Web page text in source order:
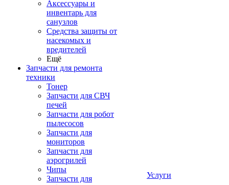
Аксессуары и
инвентарь для
санузлов
Средства защиты от
насекомых и
вредителей
Ещё
Запчасти для ремонта
техники
Тонер
Запчасти для СВЧ
печей
Запчасти для робот
пылесосов
Запчасти для
мониторов
Запчасти для
аэрогрилей
Чипы
Запчасти для
Услуги